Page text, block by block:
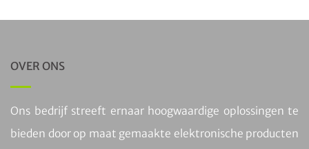
OVER ONS
Ons bedrijf streeft ernaar hoogwaardige oplossingen te
bieden door op maat gemaakte elektronische producten